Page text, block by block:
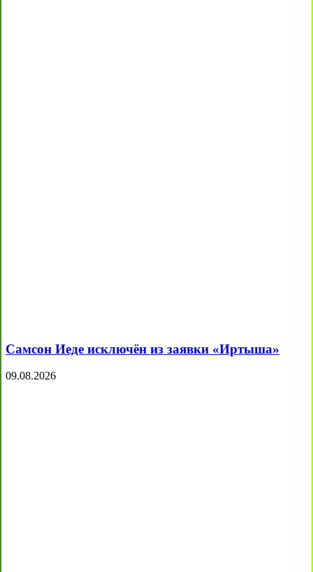
Самсон Иеде исключён из заявки «Иртыша»
09.08.2026